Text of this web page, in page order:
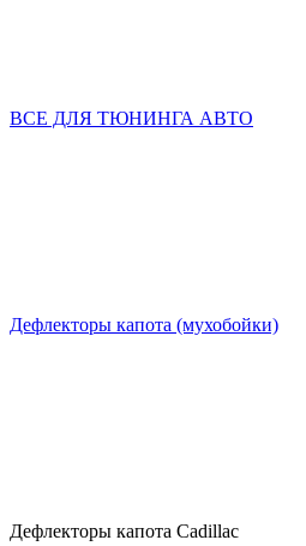
ВСЕ ДЛЯ ТЮНИНГА АВТО
Дефлекторы капота (мухобойки)
Дефлекторы капота Cadillac